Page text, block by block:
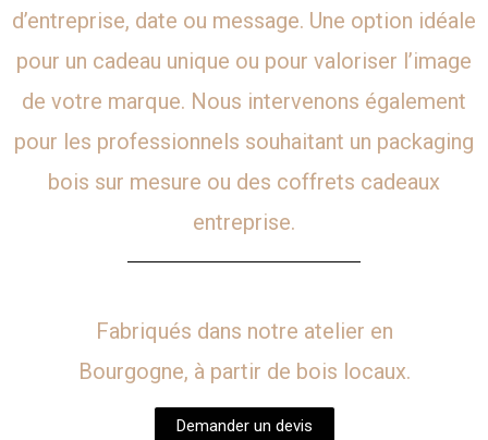
d’entreprise, date ou message. Une option idéale
pour un cadeau unique ou pour valoriser l’image
de votre marque. Nous intervenons également
pour les professionnels souhaitant un packaging
bois sur mesure ou des coffrets cadeaux
entreprise.
Fabriqués dans notre atelier en
Bourgogne, à partir de bois locaux.
Demander un devis